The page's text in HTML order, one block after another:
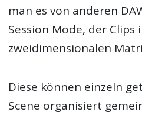
man es von anderen
Session Mode, der Clips
zweidimensionalen
Diese können einzeln
Scene organisiert